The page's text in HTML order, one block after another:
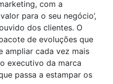
com a
para o seu negócio’,
dos clientes. O
de evoluções que
ampliar cada vez mais
executivo da marca
passa a estampar os